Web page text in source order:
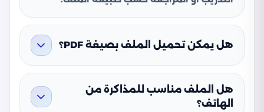
هل يمكن تحميل الملف بصيغة PDF؟
هل الملف مناسب للمذاكرة من
الهاتف؟